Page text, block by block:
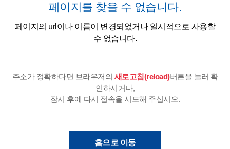
페이지를 찾을 수 없습니다.
페이지의 url이나 이름이 변경되었거나 일시적으로 사용할
수 없습니다.
주소가 정확하다면 브라우저의 새로고침(reload)버튼을 눌러 확
인하시거나,
잠시 후에 다시 접속을 시도해 주십시오.
홈으로 이동